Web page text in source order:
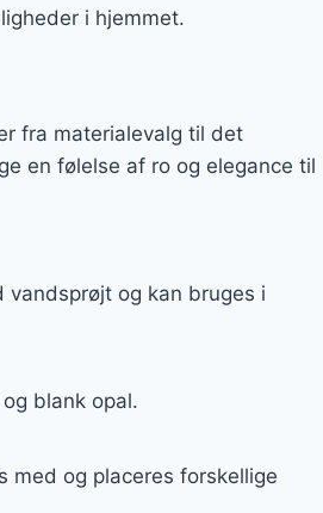
i hjemmet.
fra materialevalg til det
en følelse af ro og elegance til
og kan bruges i
blank opal.
og placeres forskellige